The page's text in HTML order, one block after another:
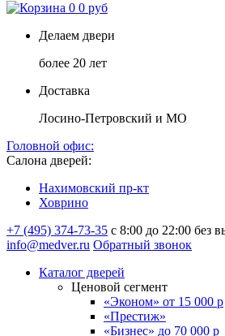
0 0 руб
Делаем двери
более 20 лет
Доставка
Лосино-Петровский и МО
Головной офис:
Салона дверей:
Нахимовский пр-кт
Ховрино
+7 (495) 374-73-35 с 8:00 до 22:00 без
info@medver.ru Обратный звонок
Каталог дверей
Ценовой сегмент
«Эконом» от 15 000 р
«Престиж»
«Бизнес» до 70 000 р